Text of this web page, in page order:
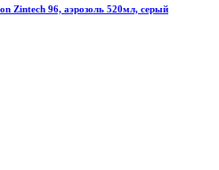
Zintech 96, аэрозоль 520мл, серый